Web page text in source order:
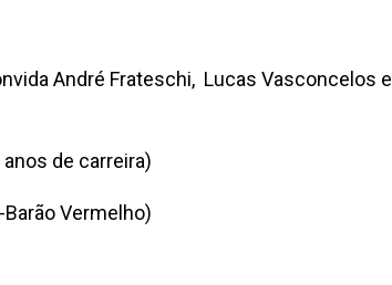
André Frateschi, Lucas Vasconcelos e
de carreira)
Vermelho)